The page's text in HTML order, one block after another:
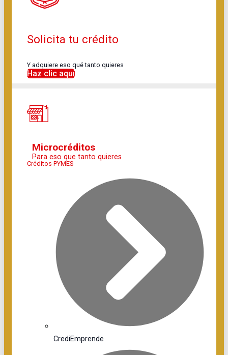
Solicita tu crédito
Y adquiere eso qué tanto quieres
Haz clic aquí
Microcréditos
Para eso que tanto quieres
Créditos PYMES
CrediEmprende